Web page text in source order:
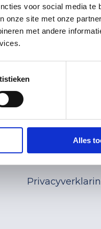
voor social media te
onze site met onze
met andere
Alles
Media
ons op social media!